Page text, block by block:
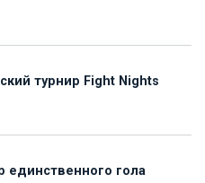
турнир Fight Nights
единственного гола